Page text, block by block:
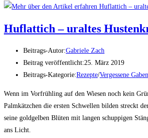
Huflattich – uraltes
Beitrags-Autor:Gabriele Zach
Beitrag veröffentlicht:25. März 2019
Beitrags-Kategorie:Rezepte/Vergessene
Wenn im Vorfrühling auf den Wiesen noch kein
Palmkätzchen die ersten Schwellen bilden streckt
seine goldgelben Blüten mit langen schuppigen
ans Licht.